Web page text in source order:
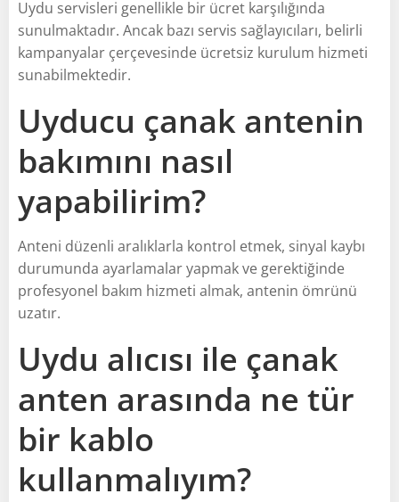
Uydu servisleri genellikle bir ücret karşılığında
sunulmaktadır. Ancak bazı servis sağlayıcıları, belirli
kampanyalar çerçevesinde ücretsiz kurulum hizmeti
sunabilmektedir.
Uyducu çanak antenin
bakımını nasıl
yapabilirim?
Anteni düzenli aralıklarla kontrol etmek, sinyal kaybı
durumunda ayarlamalar yapmak ve gerektiğinde
profesyonel bakım hizmeti almak, antenin ömrünü
uzatır.
Uydu alıcısı ile çanak
anten arasında ne tür
bir kablo
kullanmalıyım?